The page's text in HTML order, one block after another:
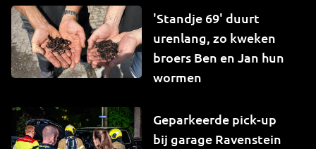
'Standje 69' duurt
urenlang, zo kweken
broers Ben en Jan hun
wormen
Geparkeerde pick-up
bij garage Ravenstein